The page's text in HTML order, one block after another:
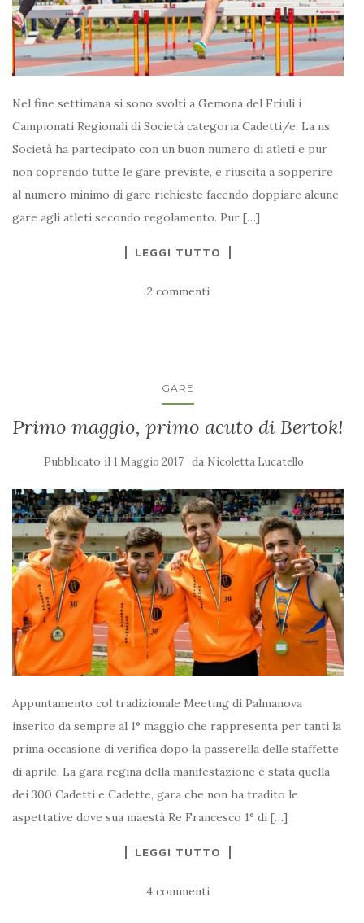
Nel fine settimana si sono svolti a Gemona del Friuli i
Campionati Regionali di Società categoria Cadetti/e. La ns.
Società ha partecipato con un buon numero di atleti e pur
non coprendo tutte le gare previste, è riuscita a sopperire
al numero minimo di gare richieste facendo doppiare alcune
gare agli atleti secondo regolamento. Pur […]
LEGGI TUTTO
2 commenti
GARE
Primo maggio, primo acuto di Bertok!
Pubblicato il 1 Maggio 2017 da Nicoletta Lucatello
Appuntamento col tradizionale Meeting di Palmanova
inserito da sempre al 1° maggio che rappresenta per tanti la
prima occasione di verifica dopo la passerella delle staffette
di aprile. La gara regina della manifestazione è stata quella
dei 300 Cadetti e Cadette, gara che non ha tradito le
aspettative dove sua maestà Re Francesco 1° di […]
LEGGI TUTTO
4 commenti